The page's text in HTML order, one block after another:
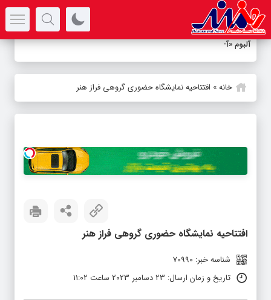
آلبوم «آسیمه سر» منتشر-
خانه» افتتاحیه نمایشگاه حضوری گروهی فراز هنر
افتتاحیه نمایشگاه حضوری گروهی فراز هنر
شناسه خبر: 70990
تاریخ و زمان ارسال: 23 دسامبر 2023 ساعت 11:02